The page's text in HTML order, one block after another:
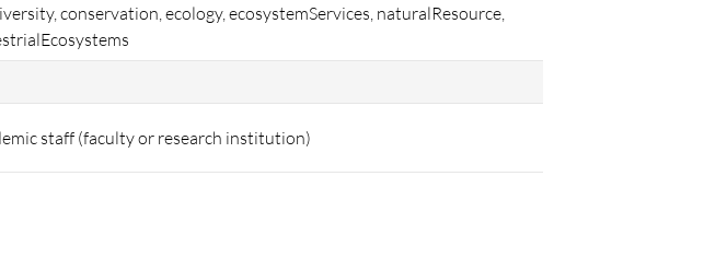
conservation, ecology, ecosystemServices, naturalResource,
staff (faculty or research institution)